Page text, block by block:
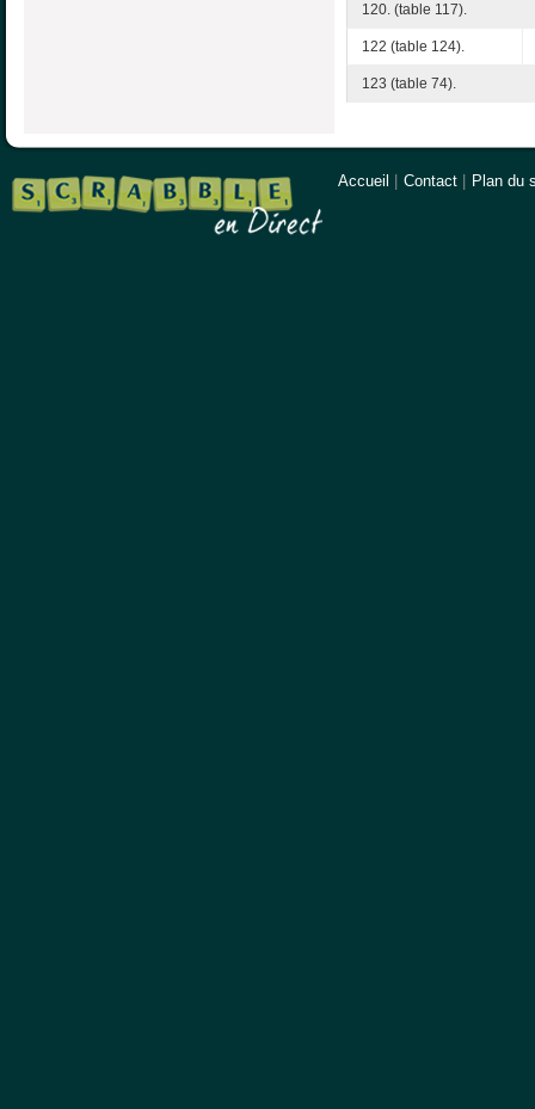
120. (table 117).
122 (table 124).
123 (table 74).
Accueil Contact Plan du